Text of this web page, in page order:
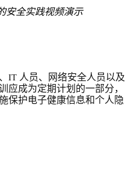
安全实践视频演示
IT 人员、网络安全人员以及
应成为定期计划的一部分，
保护电子健康信息和个人隐